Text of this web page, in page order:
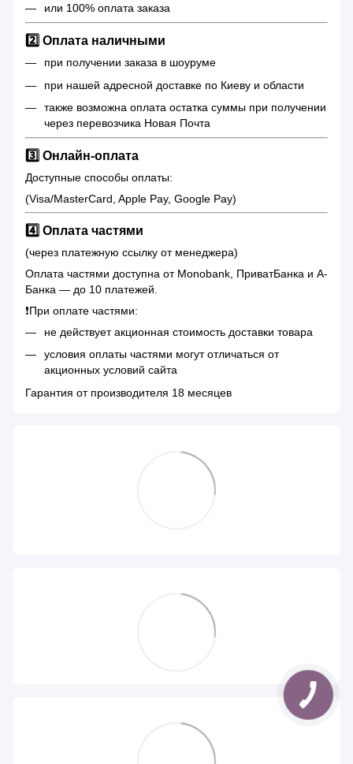
или 100% оплата заказа
2️⃣ Оплата наличными
при получении заказа в шоуруме
при нашей адресной доставке по Киеву и области
также возможна оплата остатка суммы при получении
через перевозчика Новая Почта
3️⃣ Онлайн-оплата
Доступные способы оплаты:
(Visa/MasterCard, Apple Pay, Google Pay)
4️⃣ Оплата частями
(через платежную ссылку от менеджера)
Оплата частями доступна от Monobank, ПриватБанка и А-
Банка — до 10 платежей.
❗️При оплате частями:
не действует акционная стоимость доставки товара
условия оплаты частями могут отличаться от
акционных условий сайта
Гарантия от производителя 18 месяцев